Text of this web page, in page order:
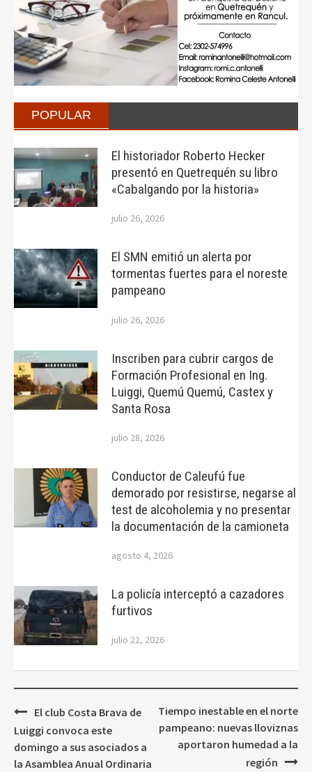
POPULAR
El historiador Roberto Hecker
presentó en Quetrequén su libro
«Cabalgando por la historia»
julio 26, 2026
El SMN emitió un alerta por
tormentas fuertes para el noreste
pampeano
julio 26, 2026
Inscriben para cubrir cargos de
Formación Profesional en Ing.
Luiggi, Quemú Quemú, Castex y
Santa Rosa
julio 28, 2026
Conductor de Caleufú fue
demorado por resistirse, negarse al
test de alcoholemia y no presentar
la documentación de la camioneta
agosto 4, 2026
La policía interceptó a cazadores
furtivos
julio 22, 2026
Navegación
de
entradas
El club Costa Brava de
Luiggi convoca este
domingo a sus asociados a
la Asamblea Anual Ordinaria
Tiempo inestable en el norte
pampeano: nuevas lloviznas
aportaron humedad a la
región